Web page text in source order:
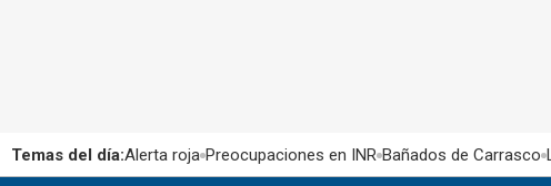
Temas del día:Alerta roja Preocupaciones en INR Bañados de Carrasco